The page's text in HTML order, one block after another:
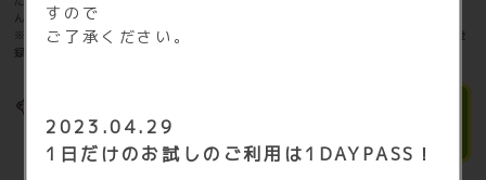
ん。
※5：FIT365根室以外の店舗もご利用頂けるサービスです。ご登録は登
録会員の方のみですが、家族会員の方も相互利用が可能です。
すので
ご了承ください。
2023.04.29
1日だけのお試しのご利用は1DAYPASS！